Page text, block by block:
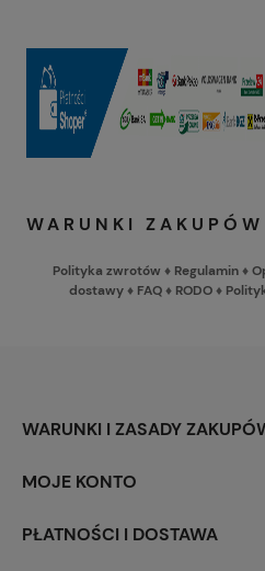
WARUNKI ZAKUPÓW
Polityka zwrotów ♦ Regulamin♦
dostawy♦ FAQ♦ RODO♦
WARUNKI I ZASADY
MOJE KONTO
PŁATNOŚCI I DOSTAWA